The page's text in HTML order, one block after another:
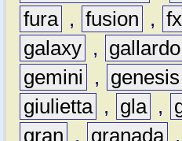
fura , fusion ,
galaxy , gallardo
gemini
, genesis
giulietta , gla ,
gran
, granada ,